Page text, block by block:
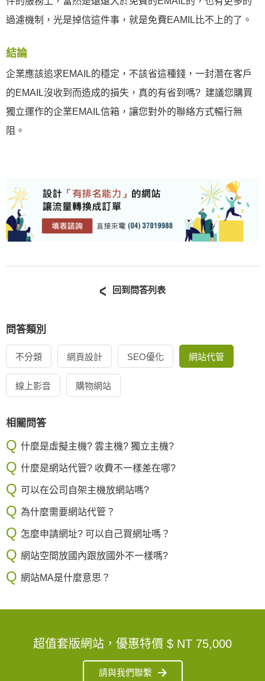
過濾機制，光是掉信這件事，就是免費EAMIL比不上的了。
結論
企業應該追求EMAIL的穩定，不該省這種錢，一封潛在客戶
的EMAIL沒收到而造成的損失，真的有省到嗎? 建議您購買
獨立運作的企業EMAIL信箱，讓您對外的聯絡方式暢行無
阻。
回到問答列表
問答類別
不分類 網頁設計 SEO優化 網站代管
線上影音 購物網站
相關問答
什麼是虛擬主機? 雲主機? 獨立主機?
什麼是網站代管? 收費不一樣差在哪?
可以在公司自架主機放網站嗎?
為什麼需要網站代管？
怎麼申請網址? 可以自己買網址嗎？
網站空間放國內跟放國外不一樣嗎?
網站MA是什麼意思？
超值套版網站，優惠特價 $ NT 75,000
請與我們聯繫